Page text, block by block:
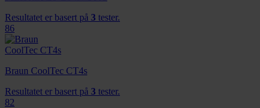
Resultatet er basert på 3 tester.
86
Braun CoolTec CT4s
Resultatet er basert på 3 tester.
82